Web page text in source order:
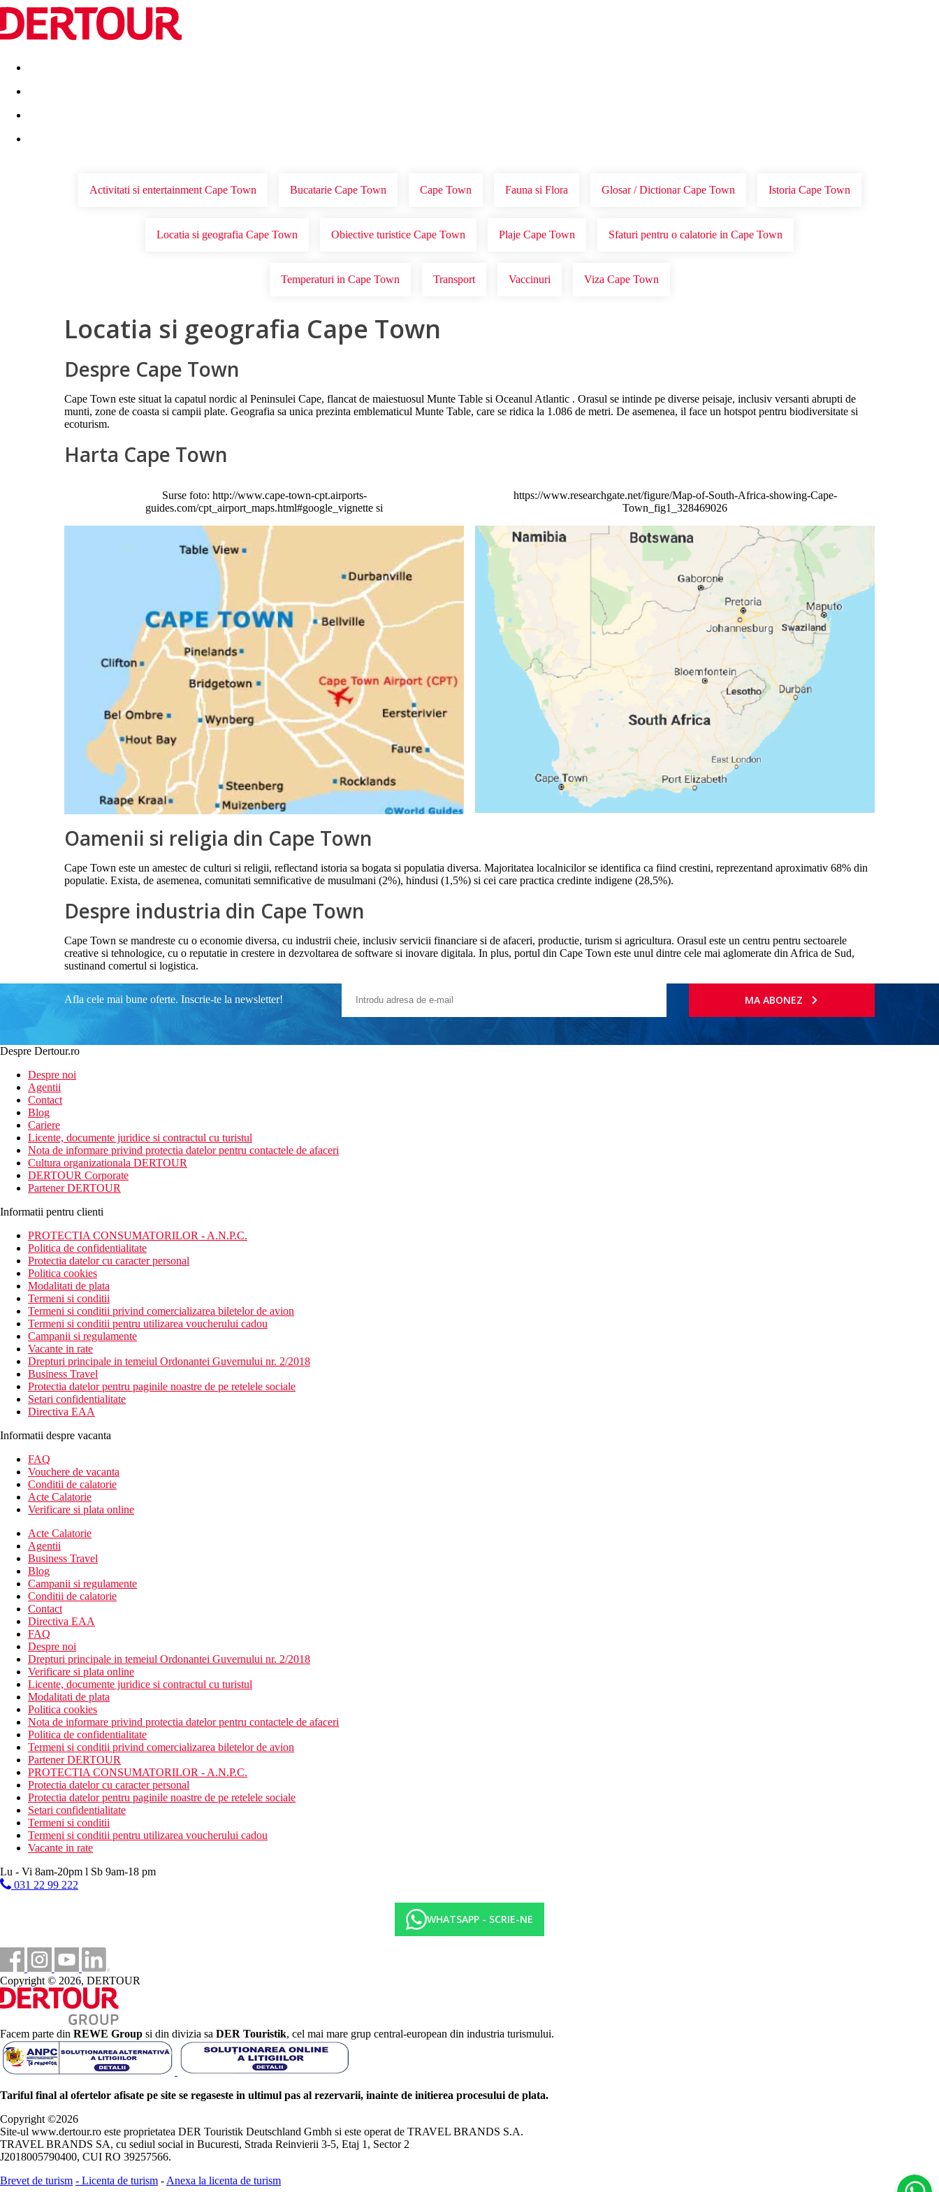
Destinatii Vacanta perfecta OFERTE DE NERATAT
Activitati si entertainment Cape Town Bucatarie Cape Town Cape Town Fauna si Flora Glosar / Dictionar Cape Town Istoria Cape Town
Locatia si geografia Cape Town Obiective turistice Cape Town Plaje Cape Town Sfaturi pentru o calatorie in Cape Town
Temperaturi in Cape Town Transport Vaccinuri Viza Cape Town
Locatia si geografia Cape Town
Despre Cape Town
Cape Town este situat la capatul nordic al Peninsulei Cape, flancat de maiestuosul Munte Table si Oceanul Atlantic . Orasul se intinde pe diverse peisaje, inclusiv versanti abrupti de
munti, zone de coasta si campii plate. Geografia sa unica prezinta emblematicul Munte Table, care se ridica la 1.086 de metri. De asemenea, il face un hotspot pentru biodiversitate si
ecoturism.
Harta Cape Town
Surse foto: http://www.cape-town-cpt.airports-
guides.com/cpt_airport_maps.html#google_vignette si
https://www.researchgate.net/figure/Map-of-South-Africa-showing-Cape-
Town_fig1_328469026
Oamenii si religia din Cape Town
Cape Town este un amestec de culturi si religii, reflectand istoria sa bogata si populatia diversa. Majoritatea localnicilor se identifica ca fiind crestini, reprezentand aproximativ 68% din
populatie. Exista, de asemenea, comunitati semnificative de musulmani (2%), hindusi (1,5%) si cei care practica credinte indigene (28,5%).
Despre industria din Cape Town
Cape Town se mandreste cu o economie diversa, cu industrii cheie, inclusiv servicii financiare si de afaceri, productie, turism si agricultura. Orasul este un centru pentru sectoarele
creative si tehnologice, cu o reputatie in crestere in dezvoltarea de software si inovare digitala. In plus, portul din Cape Town este unul dintre cele mai aglomerate din Africa de Sud,
sustinand comertul si logistica.
Afla cele mai bune oferte. Inscrie-te la newsletter! MA ABONEZ
Despre Dertour.ro
Despre noi
Agentii
Contact
Blog
Cariere
Licente, documente juridice si contractul cu turistul
Nota de informare privind protectia datelor pentru contactele de afaceri
Cultura organizationala DERTOUR
DERTOUR Corporate
Partener DERTOUR
Informatii pentru clienti
PROTECTIA CONSUMATORILOR - A.N.P.C.
Politica de confidentialitate
Protectia datelor cu caracter personal
Politica cookies
Modalitati de plata
Termeni si conditii
Termeni si conditii privind comercializarea biletelor de avion
Termeni si conditii pentru utilizarea voucherului cadou
Campanii si regulamente
Vacante in rate
Drepturi principale in temeiul Ordonantei Guvernului nr. 2/2018
Business Travel
Protectia datelor pentru paginile noastre de pe retelele sociale
Setari confidentialitate
Directiva EAA
Informatii despre vacanta
FAQ
Vouchere de vacanta
Conditii de calatorie
Acte Calatorie
Verificare si plata online
Acte Calatorie
Agentii
Business Travel
Blog
Campanii si regulamente
Conditii de calatorie
Contact
Directiva EAA
FAQ
Despre noi
Drepturi principale in temeiul Ordonantei Guvernului nr. 2/2018
Verificare si plata online
Licente, documente juridice si contractul cu turistul
Modalitati de plata
Politica cookies
Nota de informare privind protectia datelor pentru contactele de afaceri
Politica de confidentialitate
Termeni si conditii privind comercializarea biletelor de avion
Partener DERTOUR
PROTECTIA CONSUMATORILOR - A.N.P.C.
Protectia datelor cu caracter personal
Protectia datelor pentru paginile noastre de pe retelele sociale
Setari confidentialitate
Termeni si conditii
Termeni si conditii pentru utilizarea voucherului cadou
Vacante in rate
Lu - Vi 8am-20pm l Sb 9am-18 pm
031 22 99 222
WHATSAPP - SCRIE-NE
Copyright © 2026, DERTOUR
Facem parte din REWE Group si din divizia sa DER Touristik, cel mai mare grup central-european din industria turismului.
Tariful final al ofertelor afisate pe site se regaseste in ultimul pas al rezervarii, inainte de initierea procesului de plata.
Copyright ©2026
Site-ul www.dertour.ro este proprietatea DER Touristik Deutschland Gmbh si este operat de TRAVEL BRANDS S.A.
TRAVEL BRANDS SA, cu sediul social in Bucuresti, Strada Reinvierii 3-5, Etaj 1, Sector 2
J2018005790400, CUI RO 39257566.
Brevet de turism - Licenta de turism - Anexa la licenta de turism